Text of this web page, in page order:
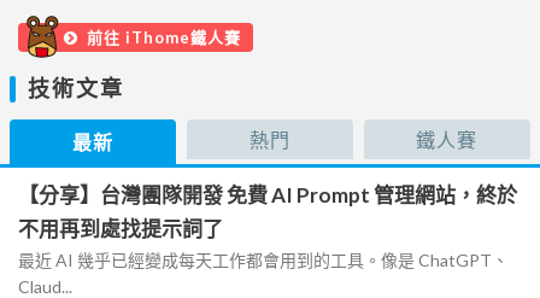
前往 iThome鐵人賽
技術文章
最新 熱門 鐵人賽
【分享】台灣團隊開發 免費 AI Prompt 管理網站，終於
不用再到處找提示詞了
最近 AI 幾乎已經變成每天工作都會用到的工具。像是 ChatGPT、
Claud...